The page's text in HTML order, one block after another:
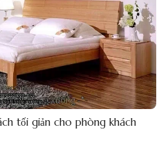
tối giản cho phòng khách